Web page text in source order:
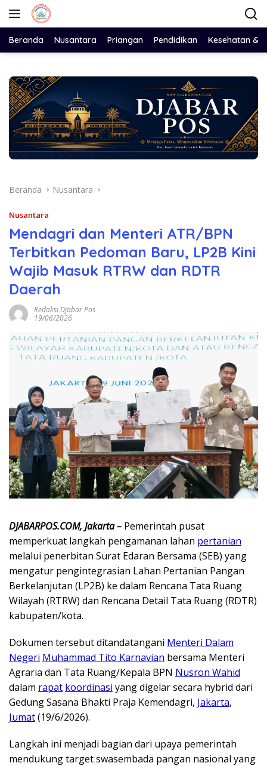
Langsung
Beranda Nusantara Priangan Pendidikan Kesehatan &
Beranda Nusantara
Nusantara
Mendagri dan Menteri ATR/BPN
Terbitkan Pedoman Baru, LP2B Kini
Wajib Masuk RTRW dan RDTR
Daerah
Redaksi Djabar Pos
19/06/2026
DJABARPOS.COM, Jakarta – Pemerintah pusat
memperkuat langkah pengamanan lahan pertanian
melalui penerbitan Surat Edaran Bersama (SEB) yang
mengatur pengintegrasian Lahan Pertanian Pangan
Berkelanjutan (LP2B) ke dalam Rencana Tata Ruang
Wilayah (RTRW) dan Rencana Detail Tata Ruang (RDTR)
kabupaten/kota.
Dokumen tersebut ditandatangani Menteri Dalam
Negeri Muhammad Tito Karnavian bersama Menteri
Agraria dan Tata Ruang/Kepala BPN Nusron Wahid
dalam rapat koordinasi yang digelar secara hybrid dari
Gedung Sasana Bhakti Praja Kemendagri, Jakarta,
Jumat(19/6/2026).
Langkah ini menjadi bagian dari upaya pemerintah
mendukung target swasembada pangan nasional yang